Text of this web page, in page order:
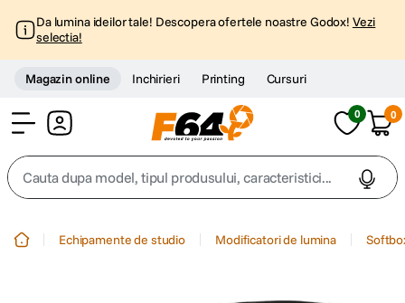
Da lumina ideilor tale! Descopera ofertele noastre Godox! Vezi
selectia!
Magazin online Inchirieri Printing Cursuri
0 0
Cauta dupa model, tipul produsului, caracteristici...
Echipamente de studio Modificatori de lumina